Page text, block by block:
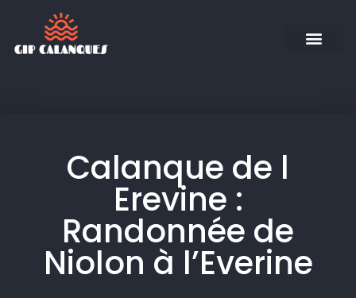
Calanque de l
Erevine :
Randonnée de
Niolon à l’Everine